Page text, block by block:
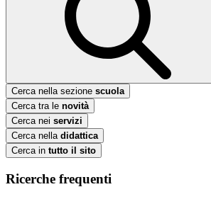
Cerca nella sezione scuola
Cerca tra le novità
Cerca nei servizi
Cerca nella didattica
Cerca in tutto il sito
Ricerche frequenti